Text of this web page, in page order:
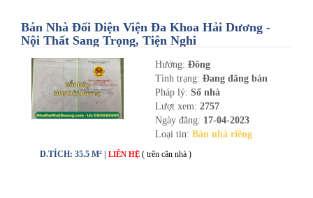
Bán Nhà Đối Diện Viện Đa Khoa Hải Dương -
Nội Thất Sang Trọng, Tiện Nghi
Hướng: Đông
Tình trạng: Đang đăng bán
Pháp lý: Sổ nhà
Lượt xem: 2757
Ngày đăng: 17-04-2023
Loại tin: Bán nhà riêng
D.TÍCH: 35.5 M² | LIÊN HỆ ( trên căn nhà )